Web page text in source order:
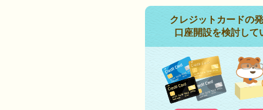
クレジットカードの
口座開設を検討して